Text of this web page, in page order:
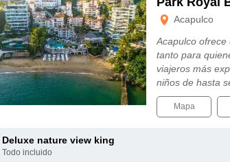
Acapulco
Acapulco ofrece
tanto para
viajeros más
niños de hasta
Mapa
deluxe nature view king
todo incluido